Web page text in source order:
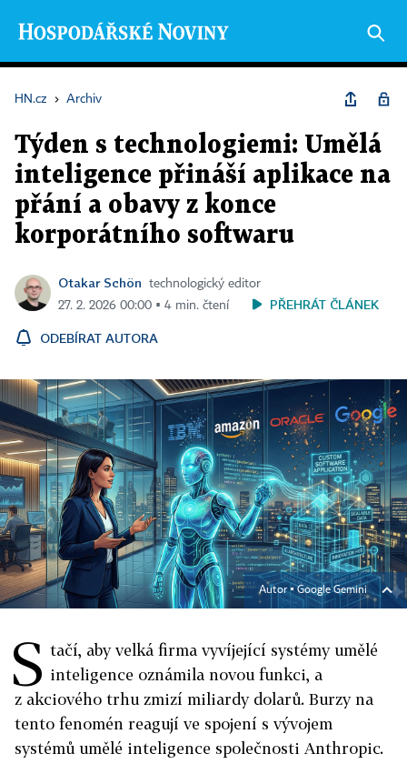
HN.cz › Archiv
Týden s technologiemi: Umělá
inteligence přináší aplikace na
přání a obavy z konce
korporátního softwaru
Otakar Schön
technologický editor
27. 2. 2026 00:00 ▪ 4 min. čtení
PŘEHRÁT ČLÁNEK
ODEBÍRAT AUTORA
Autor ▪Google Gemini
S tačí, aby velká firma vyvíjející systémy umělé
inteligence oznámila novou funkci, a
z akciového trhu zmizí miliardy dolarů. Burzy na
tento fenomén reagují ve spojení s vývojem
systémů umělé inteligence společnosti Anthropic.